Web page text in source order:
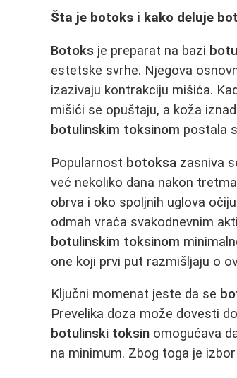
Šta je botoks i kako deluje
Botoks je preparat na bazi
estetske svrhe. Njegova
izazivaju kontrakciju mišića.
mišići se opuštaju, a koža
botulinskim toksinom postala
Popularnost botoksa zasniva
već nekoliko dana nakon
obrva i oko spoljnih uglova
odmah vraća svakodnevnim
botulinskim toksinom
one koji prvi put razmišljaju o
Ključni momenat jeste da se
Prevelika doza može dovesti
botulinski toksin omogućava
na minimum. Zbog toga je